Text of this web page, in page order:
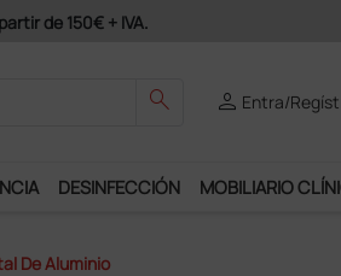
exclusivos.
search person Entra/
DESINFECCIÓN MOBILIARIO
De Aluminio